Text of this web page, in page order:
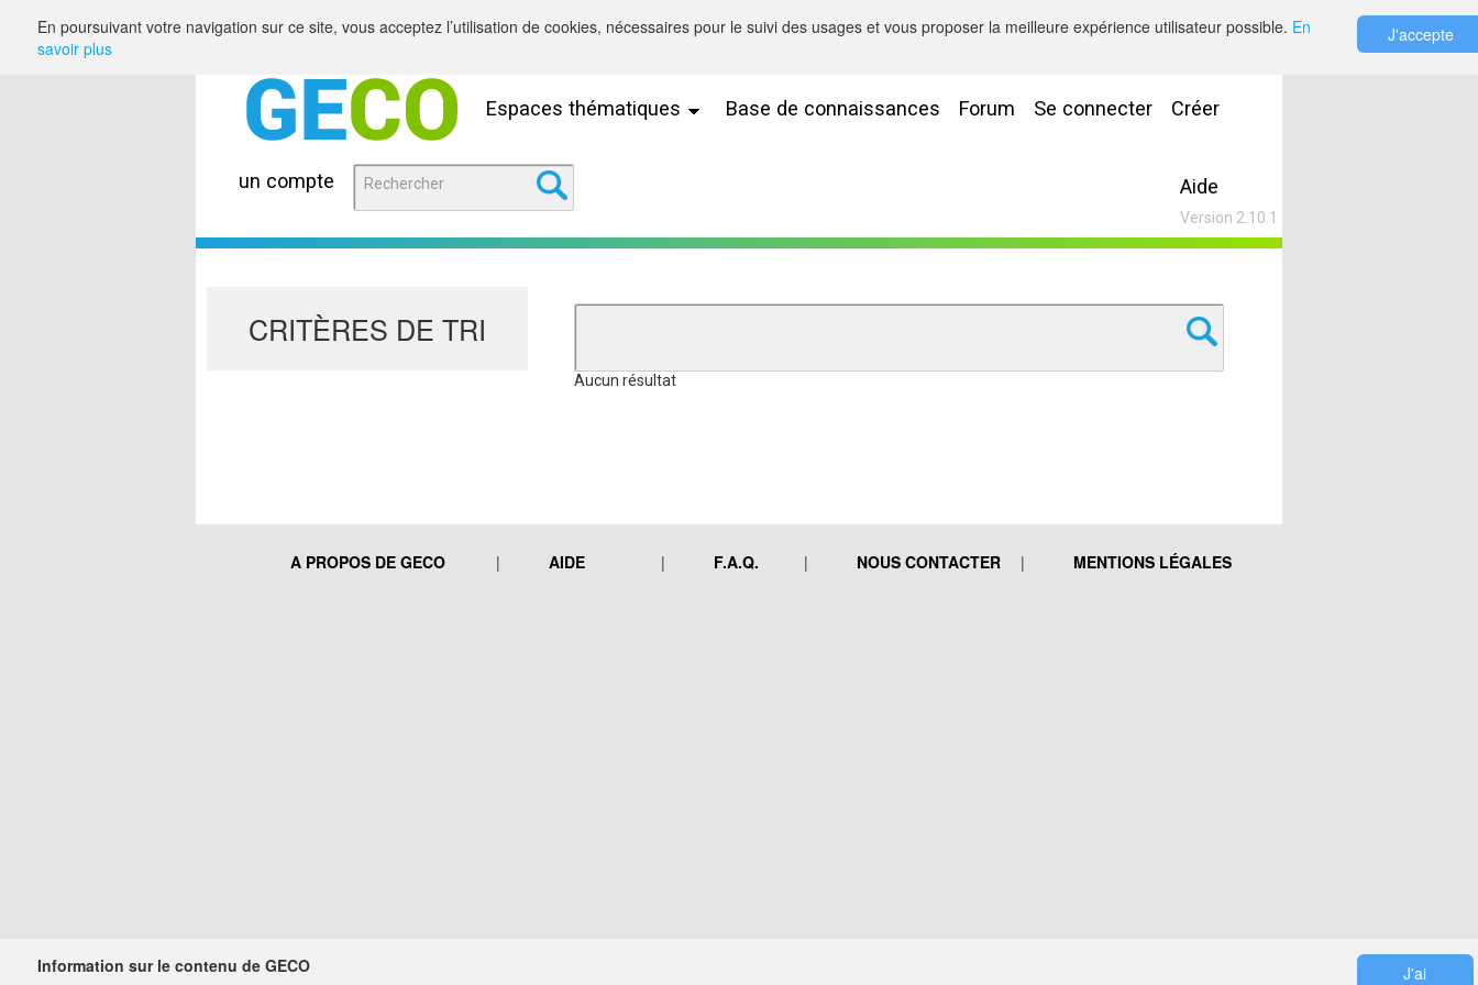
Espaces thématiques Base de connaissances Forum Se connecter Créer
un compte Aide
Version 2.10.1
CRITÈRES DE TRI
Aucun résultat
A PROPOS DE GECO AIDE F.A.Q. NOUS CONTACTER MENTIONS LÉGALES
En poursuivant votre navigation sur ce site, vous acceptez l’utilisation de cookies, nécessaires pour le suivi des usages et vous proposer la meilleure expérience utilisateur possible. En
savoir plus
J'accepte
Information sur le contenu de GECO
J'ai